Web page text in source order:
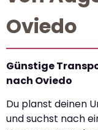
Oviedo
Günstige
nach Oviedo
Du planst deinen
und suchst nach